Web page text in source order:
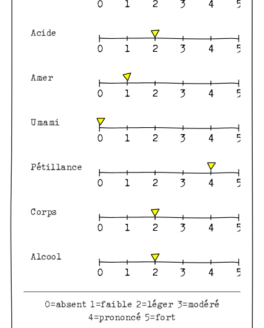
Acide
Amer
Umami
Pétillance
Corps
Alcool
0=absent 1=faible 2=léger 3=modéré
4=prononcé 5=fort